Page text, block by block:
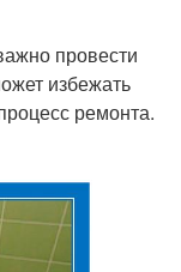
провести
избежать
ремонта.